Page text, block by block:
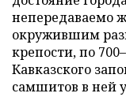
непередаваемо
окружившим
крепости, по 700–
Кавказского
самшитов в ней